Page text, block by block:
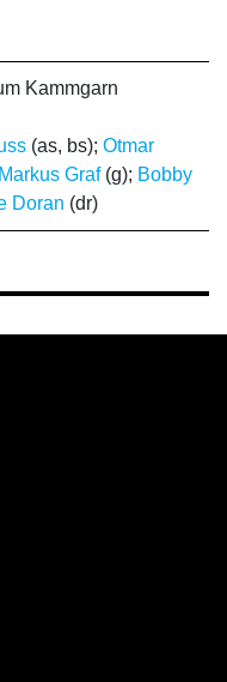
Kammgarn
(as, bs); Otmar
Markus Graf(g); Bobby
Doran (dr)